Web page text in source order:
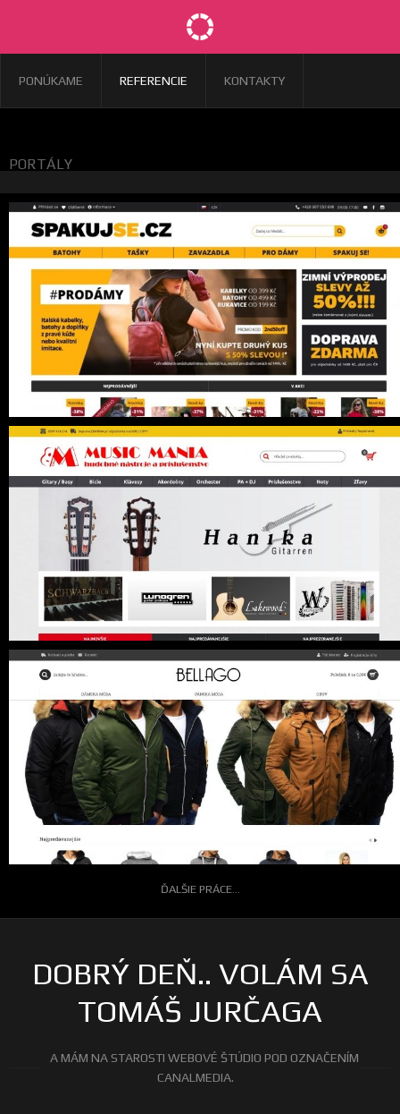
PONÚKAME REFERENCIE KONTAKTY
PORTÁLY
ĎALŠIE PRÁCE...
DOBRÝ DEŇ.. VOLÁM SA
TOMÁŠ JURČAGA
A MÁM NA STAROSTI WEBOVÉ ŠTÚDIO POD OZNAČENÍM
CANALMEDIA.